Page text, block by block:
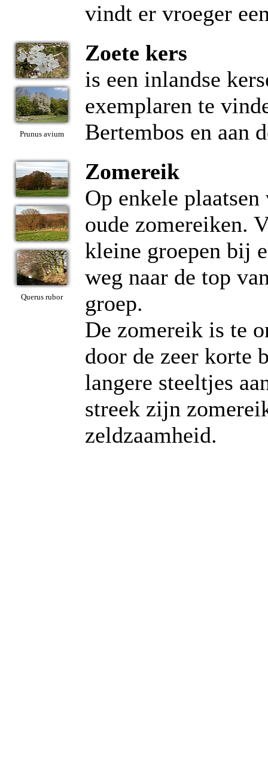
vindt er vroeger
Prunus avium
Zoete kers
is een inlandse
exemplaren te
Bertembos en aan
Querus rubor
Zomereik
Op enkele
oude zomereiken.
kleine groepen bij
weg naar de top
groep.
De zomereik is te
door de zeer korte
langere steeltjes
streek zijn
zeldzaamheid.